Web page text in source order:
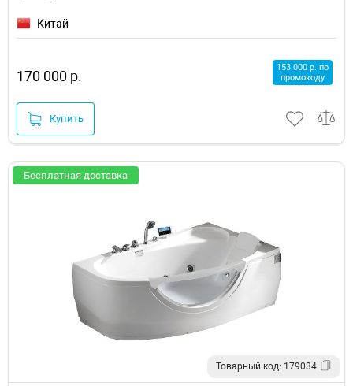
Китай
170 000 р.
153 000 р. по
промокоду
Купить
Бесплатная доставка
Товарный код: 179034